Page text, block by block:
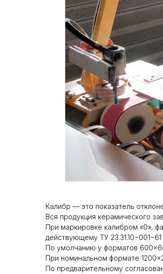
Калибр — это показатель
Вся продукция керамического
При маркировке калибром «0»,
действующему ТУ 23.31.10−001−61
По умолчанию у форматов
При номинальном формате
По предварительному